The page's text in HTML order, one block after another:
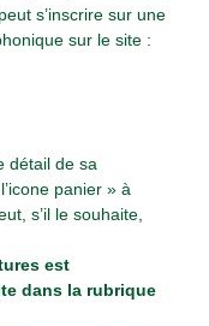
s’inscrire sur une
sur le site :
détail de sa
panier » à
s’il le souhaite,
est
dans la rubrique